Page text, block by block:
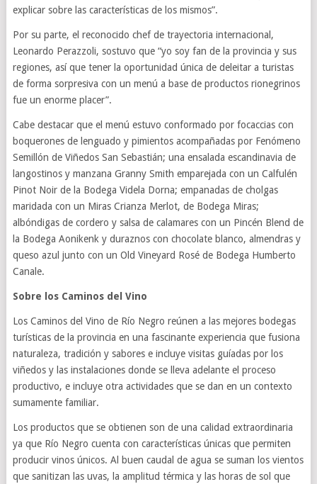
explicar sobre las características de los mismos”.
Por su parte, el reconocido chef de trayectoria internacional,
Leonardo Perazzoli, sostuvo que “yo soy fan de la provincia y sus
regiones, así que tener la oportunidad única de deleitar a turistas
de forma sorpresiva con un menú a base de productos rionegrinos
fue un enorme placer”.
Cabe destacar que el menú estuvo conformado por focaccias con
boquerones de lenguado y pimientos acompañadas por Fenómeno
Semillón de Viñedos San Sebastián; una ensalada escandinavia de
langostinos y manzana Granny Smith emparejada con un Calfulén
Pinot Noir de la Bodega Videla Dorna; empanadas de cholgas
maridada con un Miras Crianza Merlot, de Bodega Miras;
albóndigas de cordero y salsa de calamares con un Pincén Blend de
la Bodega Aonikenk y duraznos con chocolate blanco, almendras y
queso azul junto con un Old Vineyard Rosé de Bodega Humberto
Canale.
Sobre los Caminos del Vino
Los Caminos del Vino de Río Negro reúnen a las mejores bodegas
turísticas de la provincia en una fascinante experiencia que fusiona
naturaleza, tradición y sabores e incluye visitas guíadas por los
viñedos y las instalaciones donde se lleva adelante el proceso
productivo, e incluye otra actividades que se dan en un contexto
sumamente familiar.
Los productos que se obtienen son de una calidad extraordinaria
ya que Río Negro cuenta con características únicas que permiten
producir vinos únicos. Al buen caudal de agua se suman los vientos
que sanitizan las uvas, la amplitud térmica y las horas de sol que